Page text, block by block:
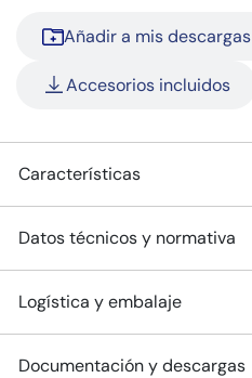
Añadir a mis descargas
Accesorios incluidos
Características
Datos técnicos y normativa
Logística y embalaje
Documentación y descargas